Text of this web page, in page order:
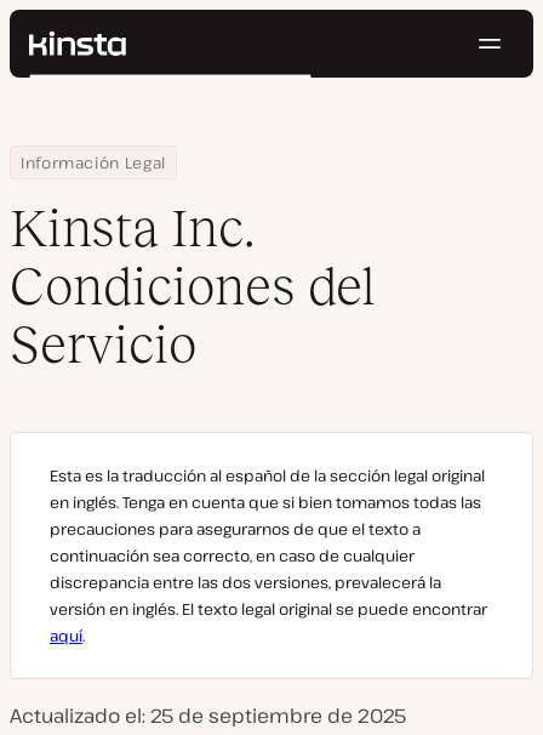
Kinsta®
Precios
Contacto
Buscar
Home
Información Legal
Kinsta Inc. Condiciones del Servicio
Kinsta Inc.
Condiciones del
Servicio
Esta es la traducción al español de la sección legal original
en inglés. Tenga en cuenta que si bien tomamos todas las
precauciones para asegurarnos de que el texto a
continuación sea correcto, en caso de cualquier
discrepancia entre las dos versiones, prevalecerá la
versión en inglés. El texto legal original se puede encontrar
aquí.
Actualizado el: 25 de septiembre de 2025